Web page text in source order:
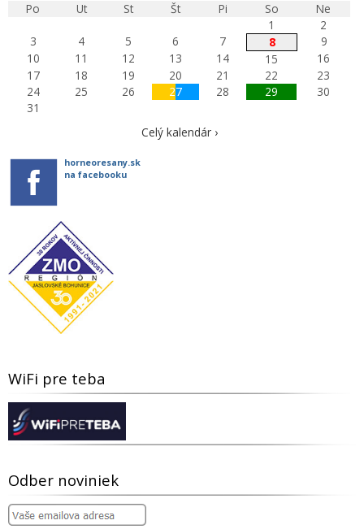
Po
Ut St Št Pi So
Ne
1
2
3
4 5 6 7 8
9
10
11 12 13 14 15
16
17
18 19 20 21 22
23
24
25 26 27 28 29
30
31
Celý kalendár ›
horneoresany.sk
na facebooku
WiFi pre teba
Odber noviniek